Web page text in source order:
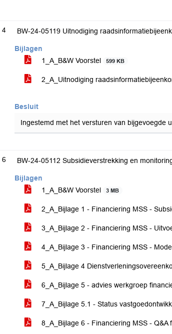
4 BW-24-05119 Uitnodiging
Bijlagen
1_A_B&W Voorstel
599 KB
2_A_Uitnodiging
Besluit
Ingestemd met het versturen van bijgevoegde
6 BW-24-05112 Subsidieverstrekking en
Bijlagen
1_A_B&W Voorstel
3 MB
2_A_Bijlage 1 - Financiering MSS -
3_A_Bijlage 2 - Financiering MSS -
4_A_Bijlage 3 - Financiering MSS -
5_A_Bijlage 4
6_A_Bijlage 5 - advies werkgroep
7_A_Bijlage 5.1 - Status
8_A_Bijlage 6 - Financiering MSS - Q&A